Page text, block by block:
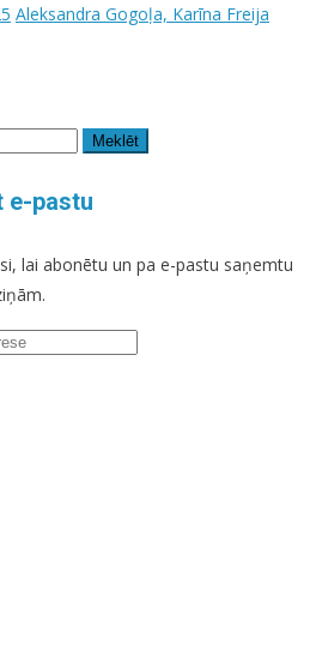
Aleksandra Gogoļa, Karīna Freija
e-pastu
lai abonētu un pa e-pastu saņemtu